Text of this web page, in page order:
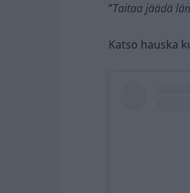
”Taitaa jäädä
Katso hauska